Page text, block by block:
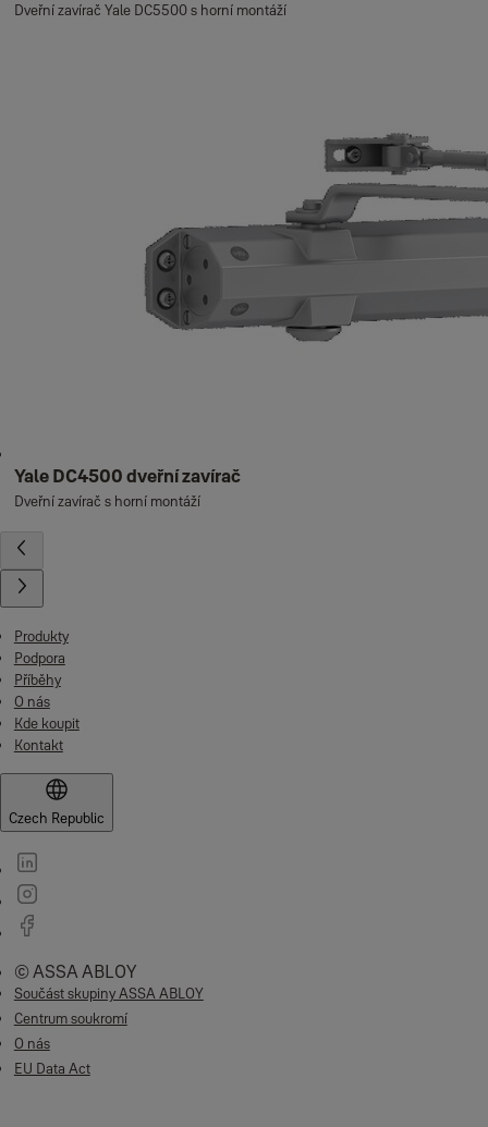
Dveřní zavírač Yale DC5500 s horní montáží
Yale DC4500 dveřní zavírač
Dveřní zavírač s horní montáží
Produkty
Podpora
Příběhy
O nás
Kde koupit
Kontakt
Czech Republic
© ASSA ABLOY
Součást skupiny ASSA ABLOY
Centrum soukromí
O nás
EU Data Act